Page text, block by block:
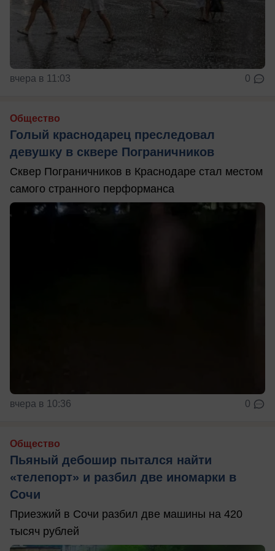
вчера в 11:03 0
Общество
Голый краснодарец преследовал
девушку в сквере Пограничников
Сквер Пограничников в Краснодаре стал местом
самого странного перформанса
вчера в 10:36 0
Общество
Пьяный дебошир пытался найти
«телепорт» и разбил две иномарки в
Сочи
Приезжий в Сочи разбил две машины на 420
тысяч рублей